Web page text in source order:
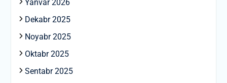
Yanvar 2026
Dekabr 2025
Noyabr 2025
Oktabr 2025
Sentabr 2025